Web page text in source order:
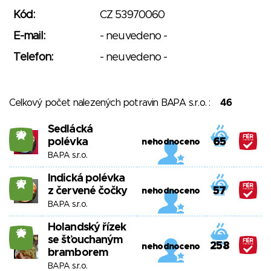
Kód:
CZ 53970060
E-mail:
- neuvedeno -
Telefon:
- neuvedeno -
Celkový počet nalezených potravin BAPA s.r.o. :46
29
Sedlácká
polévka
BAPA s.r.o.
nehodnoceno 65
27
Indická polévka
z červené čočky
BAPA s.r.o.
nehodnoceno 57
26
Holandský řízek
se šťouchaným
bramborem
BAPA s.r.o.
nehodnoceno 258